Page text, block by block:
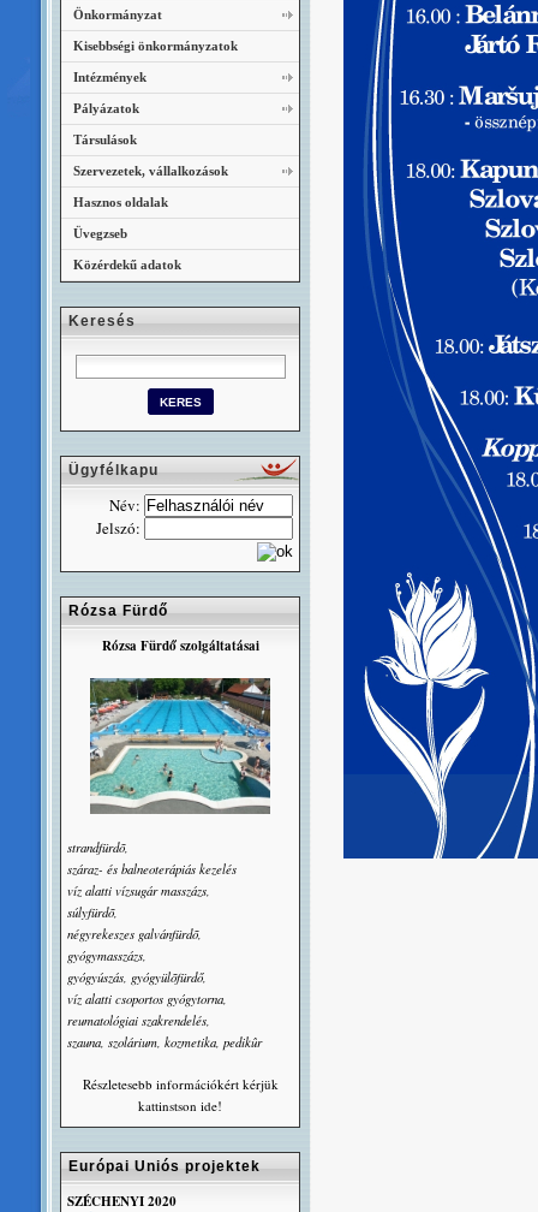
Önkormányzat
Kisebbségi önkormányzatok
Intézmények
Pályázatok
Társulások
Szervezetek, vállalkozások
Hasznos oldalak
Üvegzseb
Közérdekű adatok
Keresés
Ügyfélkapu
Név:
Jelszó:
Rózsa Fürdő
Rózsa Fürdő szolgáltatásai
strandfürdõ,
száraz- és balneoterápiás kezelés
víz alatti vízsugár masszázs,
súlyfürdõ,
négyrekeszes galvánfürdõ,
gyógymasszázs,
gyógyúszás, gyógyülõfürdő,
víz alatti csoportos gyógytorna,
reumatológiai szakrendelés,
szauna, szolárium, kozmetika, pedikûr
Részletesebb információkért kérjük
kattinstson ide!
Európai Uniós projektek
SZÉCHENYI 2020